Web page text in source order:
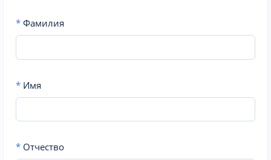
* Фамилия
* Имя
* Отчество